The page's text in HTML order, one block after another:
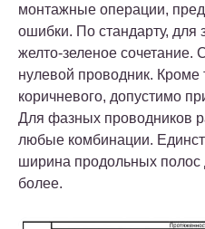
монтажные операции,
ошибки. По стандарту, для
желто-зеленое сочетание.
нулевой проводник. Кроме
коричневого, допустимо
Для фазных проводников
любые комбинации.
ширина продольных полос
более.